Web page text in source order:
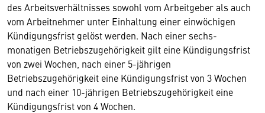
des Arbeitsverhältnisses sowohl vom Arbeitgeber als auch
vom Arbeitnehmer unter Einhaltung einer einwöchigen
Kündigungsfrist gelöst werden. Nach einer sechs-
monatigen Betriebszugehörigkeit gilt eine Kündigungsfrist
von zwei Wochen, nach einer 5-jährigen
Betriebszugehörigkeit eine Kündigungsfrist von 3 Wochen
und nach einer 10-jährigen Betriebszugehörigkeit eine
Kündigungsfrist von 4 Wochen.